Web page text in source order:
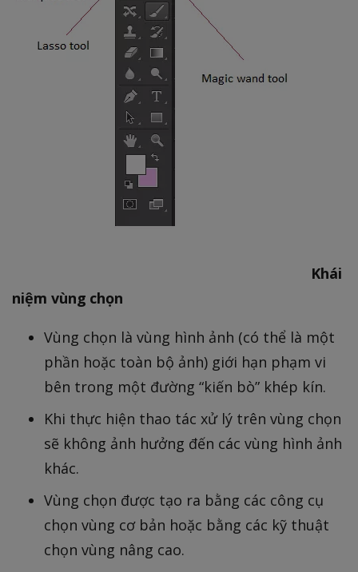
Khái
niệm vùng chọn
Vùng chọn là vùng hình ảnh (có thể là một
phần hoặc toàn bộ ảnh) giới hạn phạm vi
bên trong một đường “kiến bò” khép kín.
Khi thực hiện thao tác xử lý trên vùng chọn
sẽ không ảnh hưởng đến các vùng hình ảnh
khác.
Vùng chọn được tạo ra bằng các công cụ
chọn vùng cơ bản hoặc bằng các kỹ thuật
chọn vùng nâng cao.